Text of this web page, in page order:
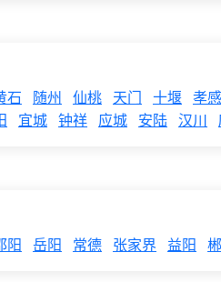
石 随州 仙桃 天门 十堰 孝感
宜城 钟祥 应城 安陆 汉川
阳 岳阳 常德 张家界 益阳